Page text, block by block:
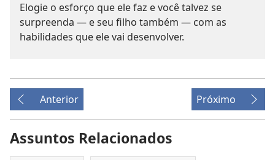
Elogie o esforço que ele faz e você talvez se
surpreenda — e seu filho também — com as
habilidades que ele vai desenvolver.
Anterior Próximo
Assuntos Relacionados